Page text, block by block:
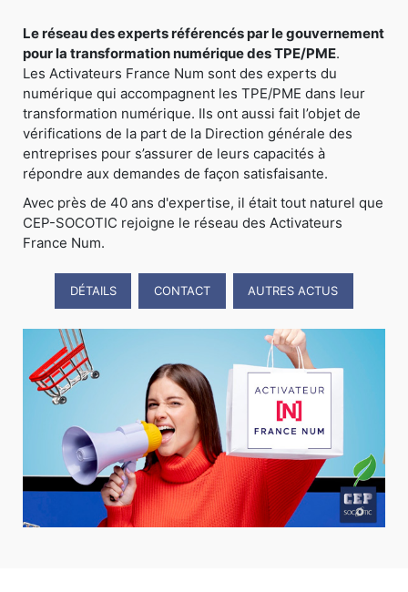
Le réseau des experts référencés par le gouvernement
pour la transformation numérique des TPE/PME.
Les Activateurs France Num sont des experts du
numérique qui accompagnent les TPE/PME dans leur
transformation numérique. Ils ont aussi fait l’objet de
vérifications de la part de la Direction générale des
entreprises pour s’assurer de leurs capacités à
répondre aux demandes de façon satisfaisante.
Avec près de 40 ans d'expertise, il était tout naturel que
CEP-SOCOTIC rejoigne le réseau des Activateurs
France Num.
DÉTAILS CONTACT AUTRES ACTUS